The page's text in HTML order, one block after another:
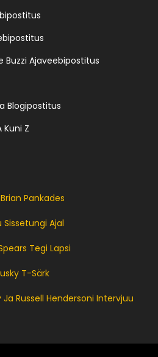
Ajaveebipostitus
Blogipostitus
Z
Pankades
Ajal
Tegi Lapsi
T-Särk
Russell Hendersoni Intervjuu